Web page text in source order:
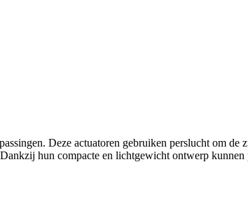
Deze actuatoren gebruiken perslucht om de
hun compacte en lichtgewicht ontwerp kunnen